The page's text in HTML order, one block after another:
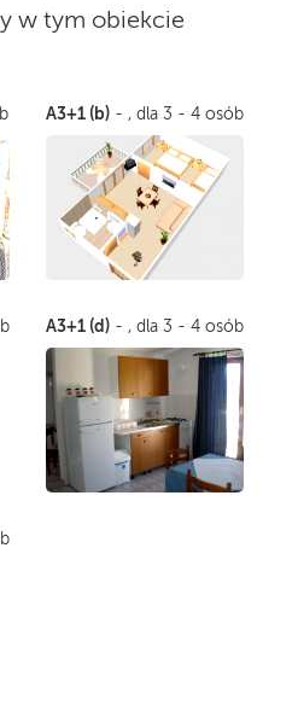
w tym obiekcie
A3+1 (b) - , dla 3 - 4 osób
A3+1 (d) - , dla 3 - 4 osób